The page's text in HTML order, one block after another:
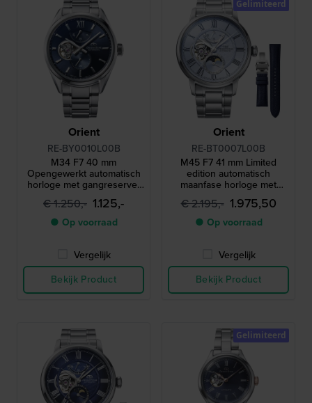
Orient
RE-BY0010L00B
M34 F7 40 mm
Opengewerkt automatisch
horloge met gangreserve-
indicator
€ 1.250,- 1.125,-
● Op voorraad
Vergelijk
Bekijk Product
Orient
RE-BT0007L00B
M45 F7 41 mm Limited
edition automatisch
maanfase horloge met
gangreserve en extra leren
band
€ 2.195,- 1.975,50
● Op voorraad
Vergelijk
Bekijk Product
Gelimiteerd
Gelimiteerd